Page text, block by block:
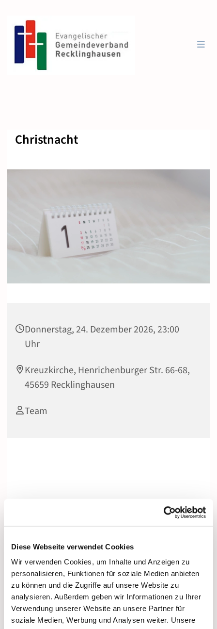
Diese Webseite verwendet Cookies
Wir verwenden Cookies, um Inhalte und Anzeigen zu
personalisieren, Funktionen für soziale Medien anbieten
zu können und die Zugriffe auf unsere Website zu
analysieren. Außerdem geben wir Informationen zu Ihrer
Verwendung unserer Website an unsere Partner für
soziale Medien, Werbung und Analysen weiter. Unsere
Christnacht
Donnerstag, 24. Dezember 2026, 23:00
Uhr
Kreuzkirche, Henrichenburger Str. 66-68,
45659 Recklinghausen
Team